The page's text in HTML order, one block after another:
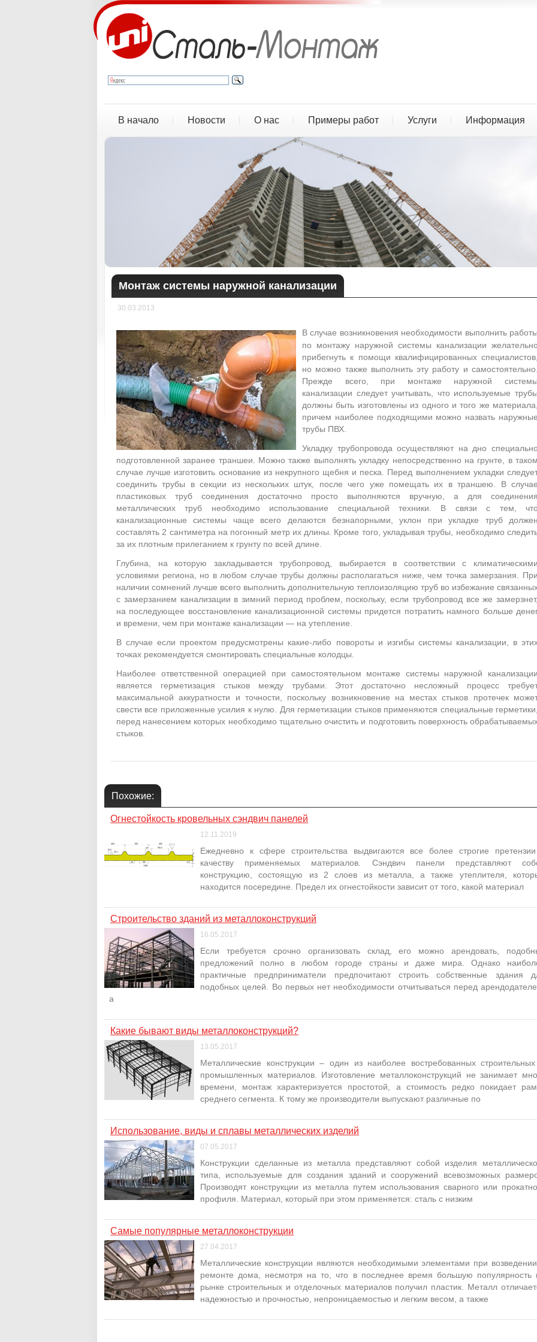
В начало Новости О нас Примеры работ Услуги Информация
Монтаж системы наружной канализации
30.03.2013
В случае возникновения необходимости выполнить работы
по монтажу наружной системы канализации желательно
прибегнуть к помощи квалифицированных специалистов,
но можно также выполнить эту работу и самостоятельно.
Прежде всего, при монтаже наружной системы
канализации следует учитывать, что используемые трубы
должны быть изготовлены из одного и того же материала,
причем наиболее подходящими можно назвать наружные
трубы ПВХ.
Укладку трубопровода осуществляют на дно специально
подготовленной заранее траншеи. Можно также выполнять укладку непосредственно на грунте, в таком
случае лучше изготовить основание из некрупного щебня и песка. Перед выполнением укладки
соединить трубы в секции из нескольких штук, после чего уже помещать их в траншею. В случае
пластиковых труб соединения достаточно просто выполняются вручную, а для соединения
металлических труб необходимо использование специальной техники. В связи с тем, что
канализационные системы чаще всего делаются безнапорными, уклон при укладке труб должен
составлять 2 сантиметра на погонный метр их длины. Кроме того, укладывая трубы, необходимо
за их плотным прилеганием к грунту по всей длине.
Глубина, на которую закладывается трубопровод, выбирается в соответствии с климатическими
условиями региона, но в любом случае трубы должны располагаться ниже, чем точка замерзания. При
наличии сомнений лучше всего выполнить дополнительную теплоизоляцию труб во избежание
с замерзанием канализации в зимний период проблем, поскольку, если трубопровод все же замерзнет,
на последующее восстановление канализационной системы придется потратить намного больше
и времени, чем при монтаже канализации — на утепление.
В случае если проектом предусмотрены какие-либо повороты и изгибы системы канализации, в
точках рекомендуется смонтировать специальные колодцы.
Наиболее ответственной операцией при самостоятельном монтаже системы наружной канализации
является герметизация стыков между трубами. Этот достаточно несложный процесс
максимальной аккуратности и точности, поскольку возникновение на местах стыков протечек
свести все приложенные усилия к нулю. Для герметизации стыков применяются специальные герметики,
перед нанесением которых необходимо тщательно очистить и подготовить поверхность
стыков.
Похожие:
Огнестойкость кровельных сэндвич панелей
12.11.2019
Ежедневно к сфере строительства выдвигаются все более строгие
качеству применяемых материалов. Сэндвич панели представляют
конструкцию, состоящую из 2 слоев из металла, а также утеплителя,
находится посередине. Предел их огнестойкости зависит от того, какой материал
Строительство зданий из металлоконструкций
16.05.2017
Если требуется срочно организовать склад, его можно арендовать,
предложений полно в любом городе страны и даже мира. Однако
практичные предприниматели предпочитают строить собственные здания
подобных целей. Во первых нет необходимости отчитываться перед
а
Какие бывают виды металлоконструкций?
13.05.2017
Металлические конструкции – один из наиболее востребованных
промышленных материалов. Изготовление металлоконструкций не занимает
времени, монтаж характеризуется простотой, а стоимость редко покидает
среднего сегмента. К тому же производители выпускают различные по
Использование, виды и сплавы металлических изделий
07.05.2017
Конструкции сделанные из металла представляют собой изделия
типа, используемые для создания зданий и сооружений всевозможных
Производят конструкции из металла путем использования сварного или
профиля. Материал, который при этом применяется: сталь с низким
Самые популярные металлоконструкции
27.04.2017
Металлические конструкции являются необходимыми элементами при
ремонте дома, несмотря на то, что в последнее время большую популярность
рынке строительных и отделочных материалов получил пластик. Металл
надежностью и прочностью, непроницаемостью и легким весом, а также